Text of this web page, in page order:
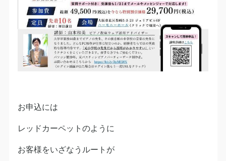
お申込には
レッドカーペットのように
お客様をいざなうルートが